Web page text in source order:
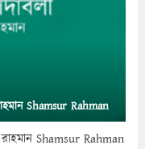
Shamsur Rahman
Shamsur Rahman